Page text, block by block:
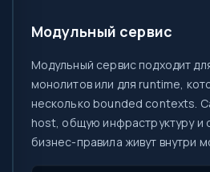
Модульный сервис
Модульный сервис подходит
монолитов или для runtime,
несколько bounded contexts.
host, общую инфраструктуру и
бизнес-правила живут внутри